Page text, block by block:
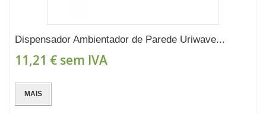
Dispensador Ambientador de Parede Uriwave...
11,21 € sem IVA
MAIS